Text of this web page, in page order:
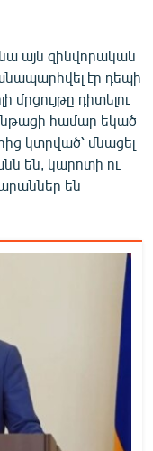
այն զինվորական
էր դեպի
դիտելու
համար եկած
կտրված՝ մնացել
են, կարոտի ու
են